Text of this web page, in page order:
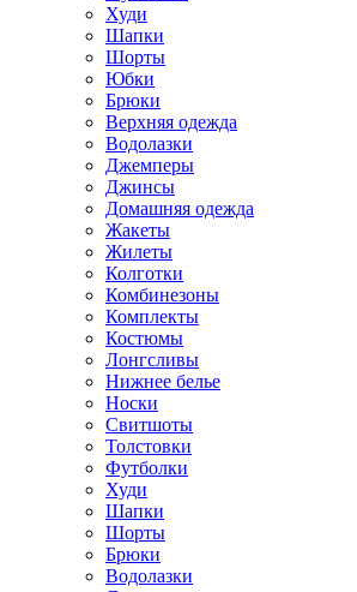
Худи
Шапки
Шорты
Юбки
Брюки
Верхняя одежда
Водолазки
Джемперы
Джинсы
Домашняя одежда
Жакеты
Жилеты
Колготки
Комбинезоны
Комплекты
Костюмы
Лонгсливы
Нижнее белье
Носки
Свитшоты
Толстовки
Футболки
Худи
Шапки
Шорты
Брюки
Водолазки